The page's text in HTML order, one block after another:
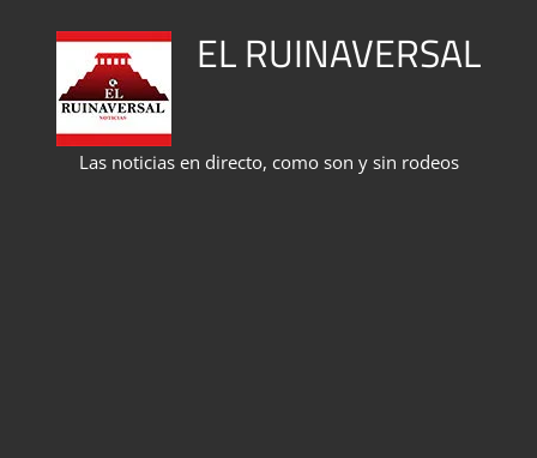
contenido
EL RUINAVERSAL
Las noticias en directo, como son y sin rodeos